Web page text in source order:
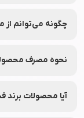
چگونه می‌توانم از
نحوه مصرف
آیا محصولات برند